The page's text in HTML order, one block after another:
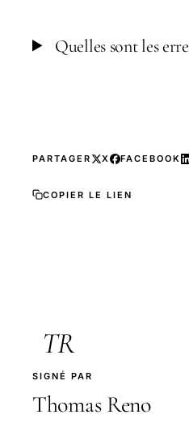
Quelles sont les
PARTAGER X FACEBOOK
COPIER LE LIEN
TR
SIGNÉ PAR
Thomas Reno